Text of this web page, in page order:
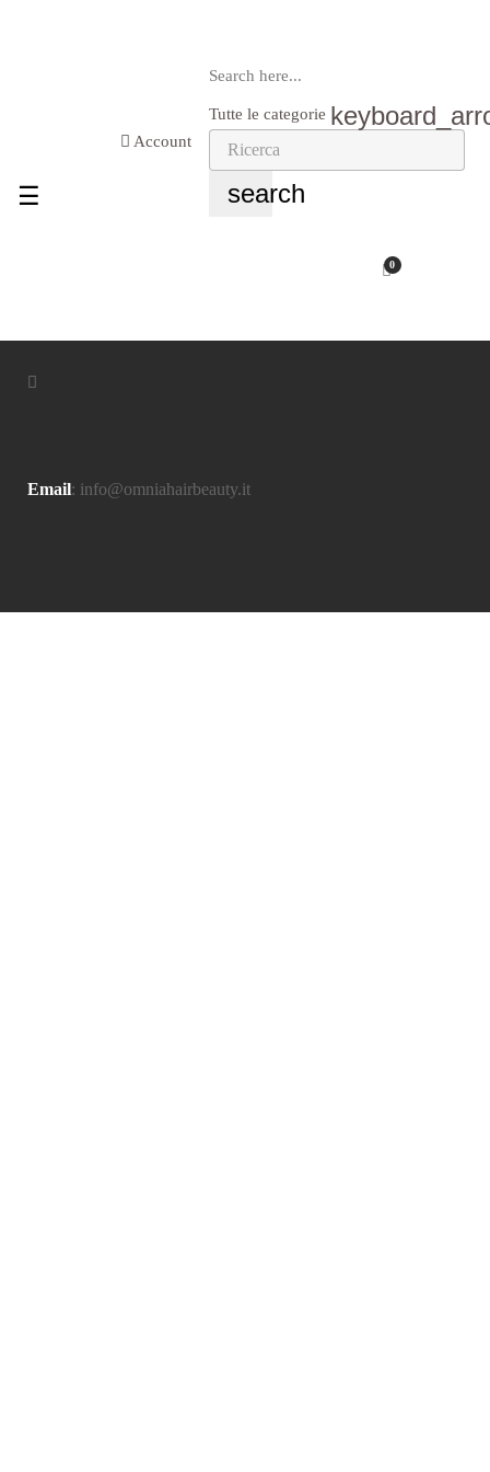
navigazione
☰
Account
Search here...
Tutte le categorie
search
0
Email: info@omniahairbeauty.it